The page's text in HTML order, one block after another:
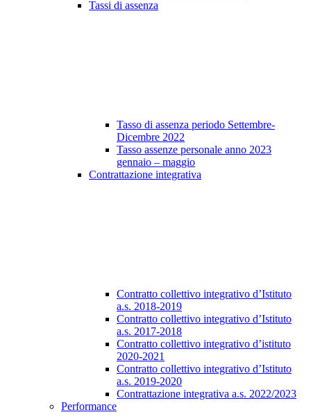
Tassi di assenza
Tasso di assenza periodo Settembre-
Dicembre 2022
Tasso assenze personale anno 2023
gennaio – maggio
Contrattazione integrativa
Contratto collettivo integrativo d’Istituto
a.s. 2018-2019
Contratto collettivo integrativo d’Istituto
a.s. 2017-2018
Contratto collettivo integrativo d’istituto
2020-2021
Contratto collettivo integrativo d’Istituto
a.s. 2019-2020
Contrattazione integrativa a.s. 2022/2023
Performance